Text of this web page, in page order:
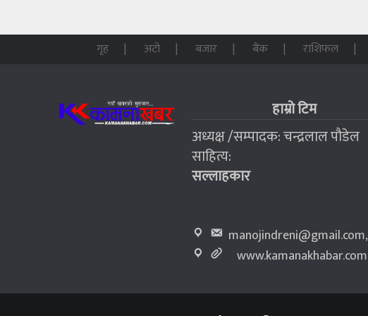
गृह अटो बजार बैंक राशिफल
हाम्रो टिम
अध्यक्ष /सम्पादक: चन्द्रलाल पौडेल
साहित्य:
सल्लाहकार
manojindreni@gmail.com,
www.kamanakhabar.com